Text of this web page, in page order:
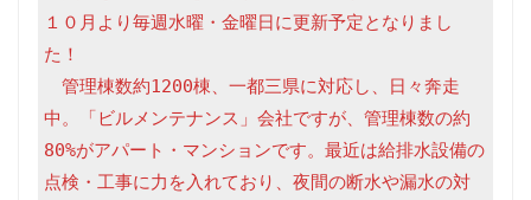
１０月より毎週水曜・金曜日に更新予定となりまし
た！
管理棟数約1200棟、一都三県に対応し、日々奔走
中。「ビルメンテナンス」会社ですが、管理棟数の約
80%がアパート・マンションです。最近は給排水設備の
点検・工事に力を入れており、夜間の断水や漏水の対